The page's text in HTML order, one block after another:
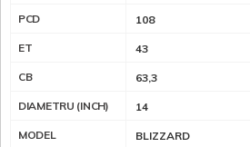
PCD 108
ET 43
CB 63,3
DIAMETRU (INCH) 14
MODEL BLIZZARD